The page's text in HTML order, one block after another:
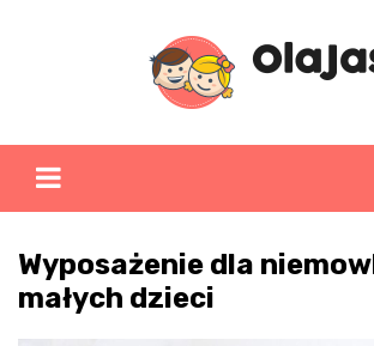
Wyposażenie dla
małych dzieci